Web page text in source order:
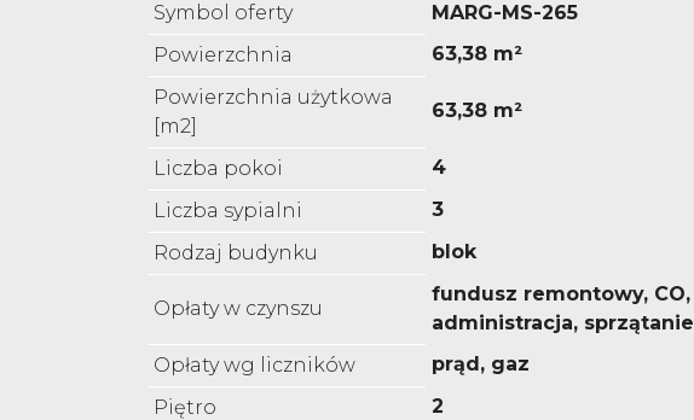
Symbol oferty
MARG-MS-265
Powierzchnia
63,38 m²
Powierzchnia użytkowa
[m2]
63,38 m²
Liczba pokoi
4
Liczba sypialni
3
Rodzaj budynku
blok
Opłaty w czynszu
fundusz remontowy, CO,
administracja, sprzątanie
Opłaty wg liczników
prąd, gaz
Piętro
2